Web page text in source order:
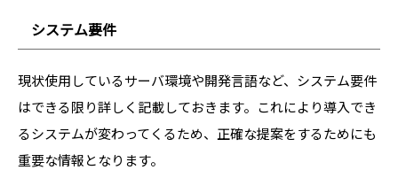
システム要件
現状使用しているサーバ環境や開発言語など、システム要件
はできる限り詳しく記載しておきます。これにより導入でき
るシステムが変わってくるため、正確な提案をするためにも
重要な情報となります。